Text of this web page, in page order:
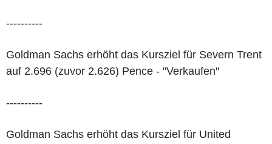
----------
Goldman Sachs erhöht das Kursziel für Severn Trent
auf 2.696 (zuvor 2.626) Pence - "Verkaufen"
----------
Goldman Sachs erhöht das Kursziel für United